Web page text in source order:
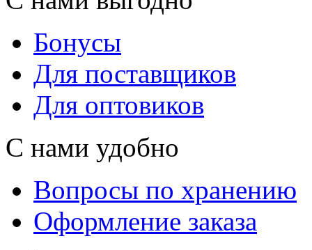
Бонусы
Для поставщиков
Для оптовиков
С нами удобно
Вопросы по хранению
Оформление заказа